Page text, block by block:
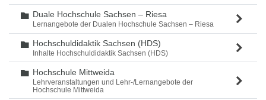
Ordner
Duale Hochschule Sachsen – Riesa
Lernangebote der Dualen Hochschule Sachsen – Riesa
Ordner
Hochschuldidaktik Sachsen (HDS)
Inhalte Hochschuldidaktik Sachsen (HDS)
Ordner
Hochschule Mittweida
Lehrveranstaltungen und Lehr-/Lernangebote der
Hochschule Mittweida